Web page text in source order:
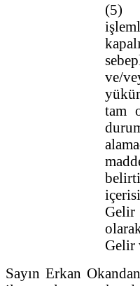
(5)
ve/
tam
Gelir
Gelir
Sayın Erkan